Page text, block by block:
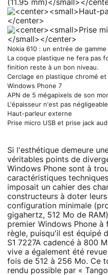
Nokia 610 : un entrée de gamme
La coque plastique ne fera pas
finition reste à un bon niveau.
Cerclage en plastique chromé
Windows Phone 7
APN de 5 mégapixels de son
L'épaisseur n'est pas
Haut-parleur externe
Prise micro USB et prise jack
Si l'esthétique demeure
véritables points de
Windows Phone sont à
caractéristiques
imposait un cahier des
constructeurs à doter
configuration minimale
gigahertz, 512 Mo de
premier Windows Phone
règle, puisqu'il est équipé
S1 7227A cadencé à 800
vive a également été
fois de 512 à 256 Mo. Ce
rendu possible par «